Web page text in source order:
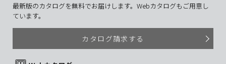
最新版のカタログを無料でお届けします。Webカタログもご用意し
ています。
カタログ請求する